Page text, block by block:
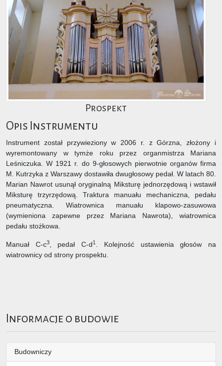
Prospekt
Opis Instrumentu
Instrument został przywieziony w 2006 r. z Górzna, złożony i
wyremontowany w tymże roku przez organmistrza Mariana
Leśniczuka. W 1921 r. do 9-głosowych pierwotnie organów firma
M. Kutrzyka z Warszawy dostawiła dwugłosowy pedał. W latach 80.
Marian Nawrot usunął oryginalną Miksturę jednorzędową i wstawił
Miksturę trzyrzędową. Traktura manuału mechaniczna, pedału
pneumatyczna. Wiatrownica manuału klapowo-zasuwowa
(wymieniona zapewne przez Mariana Nawrota), wiatrownica
pedału stożkowa.
Manuał C-c3, pedał C-d1
. Kolejność ustawienia głosów na
wiatrownicy od strony prospektu.
Informacje o budowie
Budowniczy